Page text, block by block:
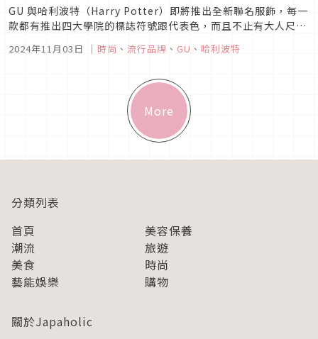
GU 與哈利波特（Harry Potter）即將推出全新聯名服飾，每一
款都有推出四大學院的標誌符號跟代表色，而且不止有大人尺
至可以穿著它去逛東京哈利波特影城，跟著布景拍出一系列美
2024年11月03日 ｜ 時尚 、 流行品牌 、 GU 、 哈利波特
More
分類列表
首頁
美容保養
潮流
旅遊
美食
時尚
藝能娛樂
購物
關於Japaholic